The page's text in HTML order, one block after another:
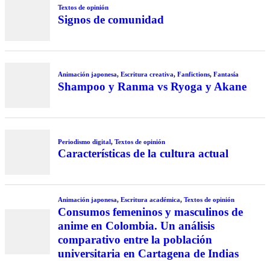
Textos de opinión
Signos de comunidad
Animación japonesa, Escritura creativa, Fanfictions, Fantasía
Shampoo y Ranma vs Ryoga y Akane
Periodismo digital, Textos de opinión
Características de la cultura actual
Animación japonesa, Escritura académica, Textos de opinión
Consumos femeninos y masculinos de
anime en Colombia. Un análisis
comparativo entre la población
universitaria en Cartagena de Indias